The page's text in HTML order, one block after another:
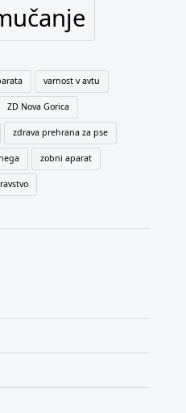
varnost v avtu
ZD Nova Gorica
zdrava prehrana za pse
zobni aparat